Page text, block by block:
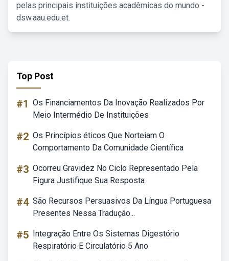
pelas principais instituições acadêmicas do mundo -
dsw.aau.edu.et.
Top Post
#1 Os Financiamentos Da Inovação Realizados Por
Meio Intermédio De Instituições
#2 Os Princípios éticos Que Norteiam O
Comportamento Da Comunidade Científica
#3 Ocorreu Gravidez No Ciclo Representado Pela
Figura Justifique Sua Resposta
#4 São Recursos Persuasivos Da Língua Portuguesa
Presentes Nessa Tradução...
#5 Integração Entre Os Sistemas Digestório
Respiratório E Circulatório 5 Ano